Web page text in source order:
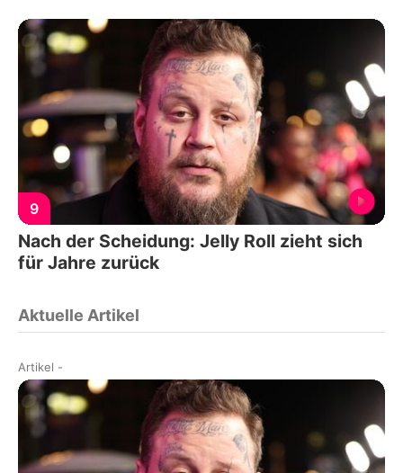
9
Nach der Scheidung: Jelly Roll zieht sich
für Jahre zurück
Aktuelle Artikel
Artikel -